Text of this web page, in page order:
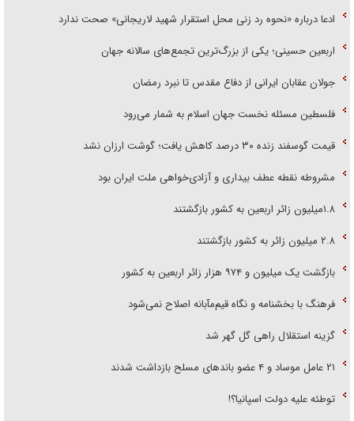
ادعا درباره «نحوه رد زنی محل استقرار شهید لاریجانی» صحت ندارد
اربعین حسینی؛ یکی از بزرگ‌ترین تجمع‌های سالانه جهان
جولان عقابان ایرانی از دفاع مقدس تا نبرد رمضان
فلسطین مسئله نخست جهان اسلام به شمار می‌رود
قیمت گوسفند زنده ۳۰ درصد کاهش یافت؛ گوشت ارزان نشد
مشروطه نقطه عطف بیداری و آزادی‌خواهی ملت ایران بود
۱.۸میلیون زائر اربعین به کشور بازگشتند
۲.۸ میلیون زائر به کشور بازگشتند
بازگشت یک میلیون و ۹۷۴ هزار زائر اربعین به کشور
فرهنگ با بخشنامه و نگاه قیم‌مآبانه اصلاح نمی‌شود
گزینه استقلال راهی گل گهر شد
۲۱ عامل موساد و ۴ عضو باند‌های مسلح بازداشت شدند
توطئه علیه دولت اسپانیا؟!